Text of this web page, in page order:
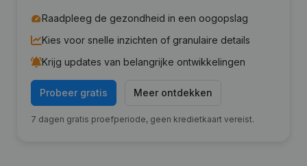
Raadpleeg de gezondheid in een oogopslag
Kies voor snelle inzichten of granulaire details
Krijg updates van belangrijke ontwikkelingen
Probeer gratis Meer ontdekken
7 dagen gratis proefperiode, geen kredietkaart vereist.